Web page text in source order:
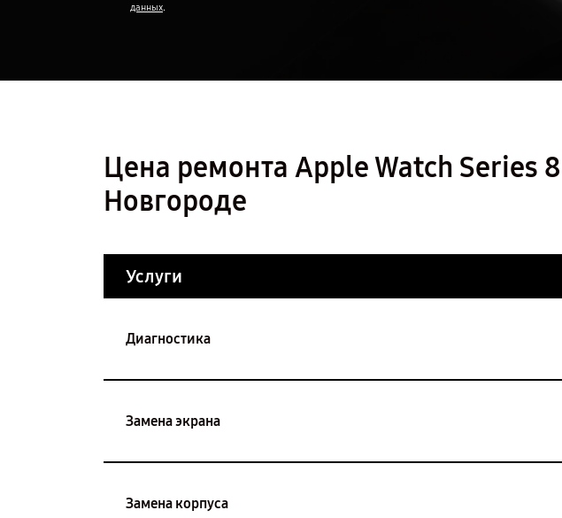
данных.
Цена ремонта Apple Watch Series
Новгороде
Услуги
Диагностика
Замена экрана
Замена корпуса